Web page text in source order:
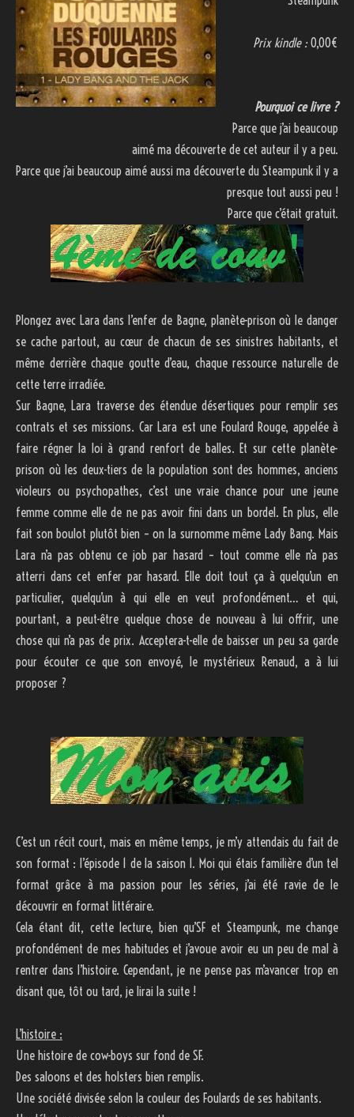
Prix kindle :0,00€
Pourquoi ce livre ?
Parce que j’ai beaucoup
aimé ma découverte de cet auteur il y a peu.
Parce que j’ai beaucoup aimé aussi ma découverte du Steampunk il y a
presque tout aussi peu !
Parce que c’était gratuit.
Plongez avec Lara dans l’enfer de Bagne, planète-prison où le danger
se cache partout, au cœur de chacun de ses sinistres habitants, et
même derrière chaque goutte d’eau, chaque ressource naturelle de
cette terre irradiée.
Sur Bagne, Lara traverse des étendue désertiques pour remplir ses
contrats et ses missions. Car Lara est une Foulard Rouge, appelée à
faire régner la loi à grand renfort de balles. Et sur cette planète-
prison où les deux-tiers de la population sont des hommes, anciens
violeurs ou psychopathes, c’est une vraie chance pour une jeune
femme comme elle de ne pas avoir fini dans un bordel. En plus, elle
fait son boulot plutôt bien – on la surnomme même Lady Bang. Mais
Lara n’a pas obtenu ce job par hasard – tout comme elle n’a pas
atterri dans cet enfer par hasard. Elle doit tout ça à quelqu’un en
particulier, quelqu’un à qui elle en veut profondément… et qui,
pourtant, a peut-être quelque chose de nouveau à lui offrir, une
chose qui n’a pas de prix. Acceptera-t-elle de baisser un peu sa garde
pour écouter ce que son envoyé, le mystérieux Renaud, a à lui
proposer ?
C’est un récit court, mais en même temps, je m’y attendais du fait de
son format : l’épisode 1 de la saison 1. Moi qui étais familière d’un tel
format grâce à ma passion pour les séries, j’ai été ravie de le
découvrir en format littéraire.
Cela étant dit, cette lecture, bien qu’SF et Steampunk, me change
profondément de mes habitudes et j’avoue avoir eu un peu de mal à
rentrer dans l’histoire. Cependant, je ne pense pas m’avancer trop en
disant que, tôt ou tard, je lirai la suite !
L’histoire :
Une histoire de cow-boys sur fond de SF.
Des saloons et des holsters bien remplis.
Une société divisée selon la couleur des Foulards de ses habitants.